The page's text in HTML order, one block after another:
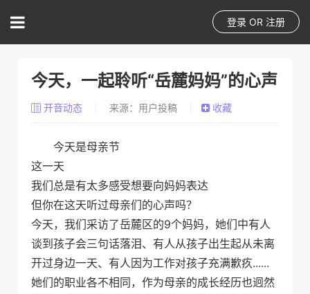
登录 OR 注册
今天，一起聆听“岳麓妈妈”的心声
开音动态 来源：用户投稿 收藏
今天是母亲节
这一天
我们总是有太多感受想要向妈妈表达
但你在这天听过母亲们的心声吗？
今天，我们采访了岳麓区的9个妈妈，她们中有人
谈到孩子会三句话落泪、有人从孩子出生起从未离
开过身边一天、有人因为工作对孩子充满歉疚......
她们的职业各不相同，作为母亲的成长经历也迥然